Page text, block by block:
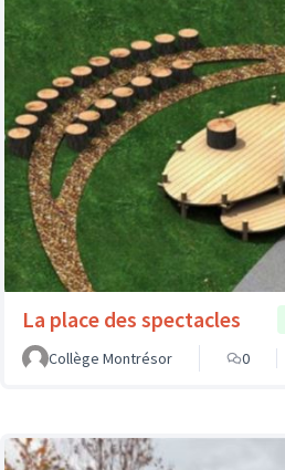
La place des spectacles
Collège Montrésor
0